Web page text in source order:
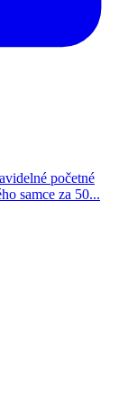
početné
samce za 50...